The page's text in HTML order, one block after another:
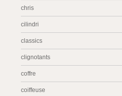
chris
cilindri
classics
clignotants
coffre
coiffeuse